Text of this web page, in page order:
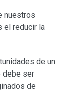
nuestros
el reducir la
de un
debe ser
de